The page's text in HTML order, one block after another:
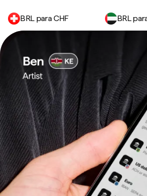
BRL para CHF BRL